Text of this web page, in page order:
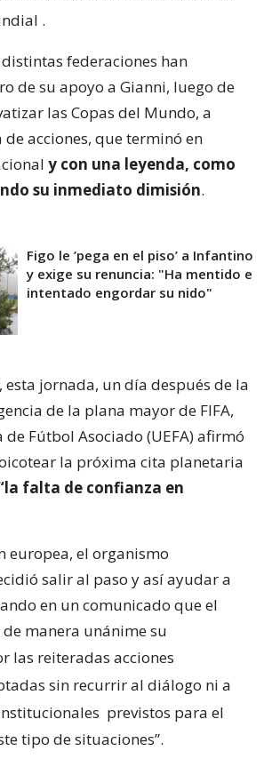
.
federaciones han
de su apoyo a Gianni, luego de
las Copas del Mundo, a
de acciones, que terminó en
y con una leyenda, como
su inmediato dimisión.
Figo le ’pega en el piso’ a Infantino
y exige su renuncia: "Ha mentido e
intentado engordar su nido"
esta jornada, un día después de la
de la plana mayor de FIFA,
Fútbol Asociado (UEFA) afirmó
la próxima cita planetaria
falta de confianza en
europea, el organismo
salir al paso y así ayudar a
en un comunicado que el
de manera unánime su
las reiteradas acciones
sin recurrir al diálogo ni a
previstos para el
tipo de situaciones”.